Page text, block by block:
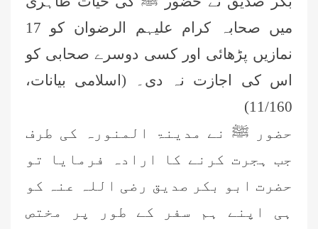
میں صحابہ کرام علیہم الرضوان کو 17
نمازیں پڑھائی اور کسی دوسرے صحابی کو
اس کی اجازت نہ دی۔ (اسلامی بیانات،
11/160)
حضور ﷺ نے مدینۃ المنورہ کی طرف
جب ہجرت کرنے کا ارادہ فرمایا تو
حضرت ابو بکر صدیق رضی اللہ عنہ کو
ہی اپنے ہم سفر کے طور پر مختص